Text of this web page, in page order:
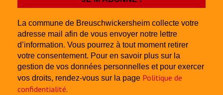
La commune de Breuschwickersheim collecte votre
adresse mail afin de vous envoyer notre lettre
d’information. Vous pourrez à tout moment retirer
votre consentement. Pour en savoir plus sur la
gestion de vos données personnelles et pour exercer
vos droits, rendez-vous sur la page Politique de
confidentialité.